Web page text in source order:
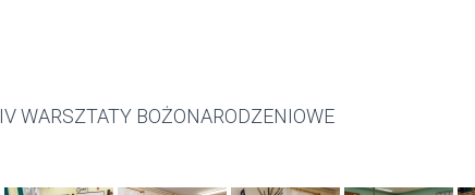
IV WARSZTATY BOŻONARODZENIOWE